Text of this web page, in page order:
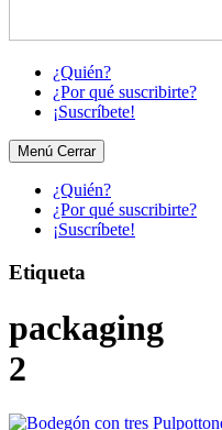
¿Quién?
¿Por qué suscribirte?
¡Suscríbete!
Menú Cerrar
¿Quién?
¿Por qué suscribirte?
¡Suscríbete!
Etiqueta
packaging
2